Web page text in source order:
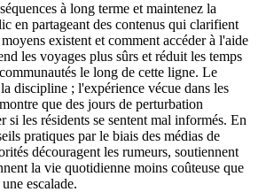
à long terme et maintenez la
en partageant des contenus qui clarifient
existent et comment accéder à l'aide
les voyages plus sûrs et réduit les temps
le long de cette ligne. Le
discipline ; l'expérience vécue dans les
que des jours de perturbation
si les résidents se sentent mal informés. En
pratiques par le biais des médias de
découragent les rumeurs, soutiennent
la vie quotidienne moins coûteuse que
escalade.